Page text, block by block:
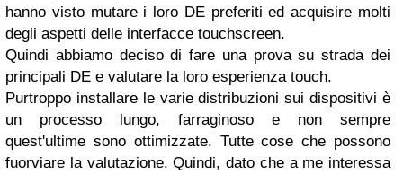
hanno visto mutare i loro DE preferiti ed acquisire molti
degli aspetti delle interfacce touchscreen.
Quindi abbiamo deciso di fare una prova su strada dei
principali DE e valutare la loro esperienza touch.
Purtroppo installare le varie distribuzioni sui dispositivi è
un processo lungo, farraginoso e non sempre
quest'ultime sono ottimizzate. Tutte cose che possono
fuorviare la valutazione. Quindi, dato che a me interessa